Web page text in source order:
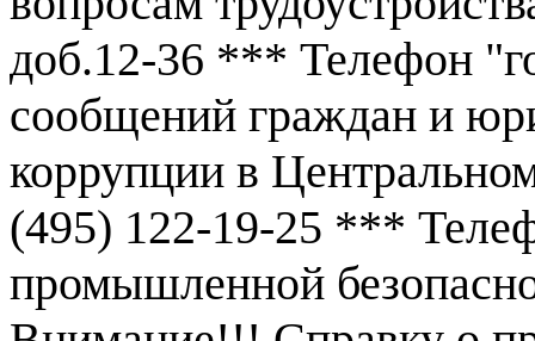
доб.12-36 *** Телефон
сообщений граждан и
коррупции в
(495) 122-19-25 ***
промышленной